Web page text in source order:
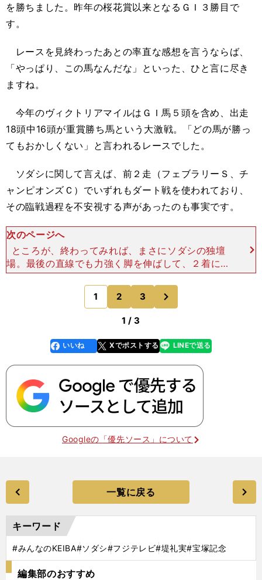
を勝ちました。昨年の桜花賞以来となるＧＩ３勝目で
す。
レースを見終わったあとの率直な感想を言うならば、
「やっぱり、この馬なんだな」といった、ひと言に尽き
ますね。
今年のヴィクトリアマイルはＧＩ馬５頭を含め、出走
18頭中16頭が重賞勝ち馬という大激戦。「どの馬が勝っ
てもおかしくない」と言われるレースでした。
ソダシに関して言えば、前２走（フェブラリーＳ、チ
ャンピオンズＣ）でいずれもダート戦を使われており、
その臨戦過程を不安視する声があったのも事実です。
次のページへ
ところが、終わってみれば、まさにソダシの独壇
場。最後の直線でも力強く脚を伸ばして、２着に２
馬身差をつけての完勝でした。 ソダシのＧＩ勝利
がすべて芝のマイル戦であることからもわかるよう
に、ヴィクトリア
1 2 3
1 / 3
faceboo
k
いいね Xでポストする
line LINEで送る
Googleの「優先ソース」について
一覧に戻る
キーワード
#みんなのKEIBA#ソダシ#フジテレビ#堤礼実#宝塚記念
編集部のおすすめ